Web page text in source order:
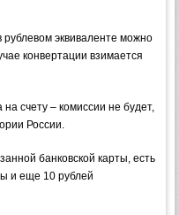
рублевом эквиваленте можно
конвертации взимается
счету – комиссии не будет,
России.
банковской карты, есть
и еще 10 рублей